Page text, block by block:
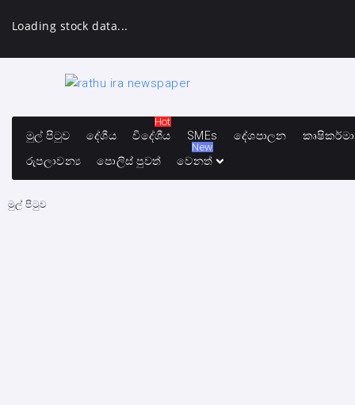
Loading stock data...
මුල් පිටුව දේශීය විදේශීය
Hot
SMEs
දේශපාලන
රුපලාවන්‍ය
පොලිස් පුවත් වෙනත්
New
මුල් පිටුව